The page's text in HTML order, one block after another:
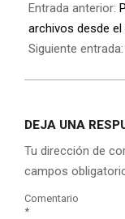
Entrada anterior:
archivos desde el
Siguiente entrada:
DEJA UNA
Tu dirección de
campos
Comentario
*